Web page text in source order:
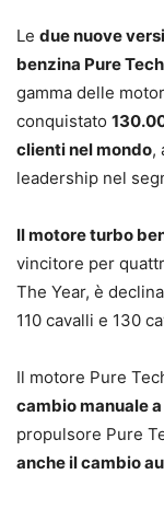
Le due nuove
benzina Pure
gamma delle
conquistato
clienti nel mondo,
leadership nel
Il motore turbo
vincitore per
The Year, è
110 cavalli e 130
Il motore Pure
cambio manuale
propulsore Pure
anche il cambio